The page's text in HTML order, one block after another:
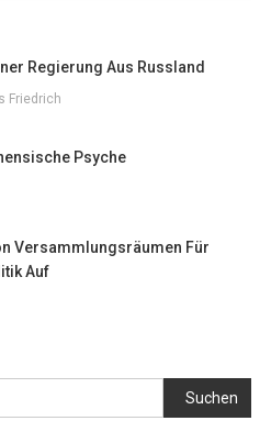
Regierung Aus Russland
Friedrich
Psyche
Versammlungsräumen Für
Auf
Suchen